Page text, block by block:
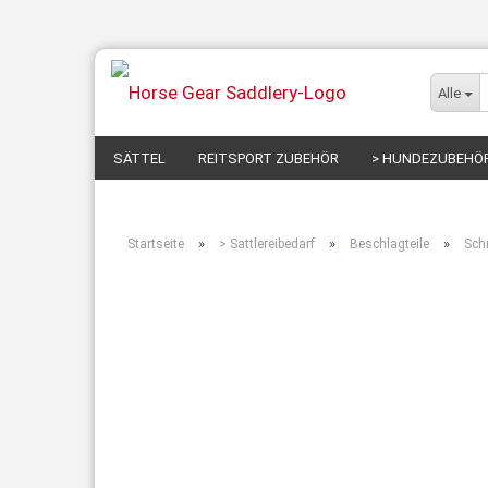
Alle
SÄTTEL REITSPORT ZUBEHÖR >
Startseite » > Sattlereibedarf » Beschlagteile »